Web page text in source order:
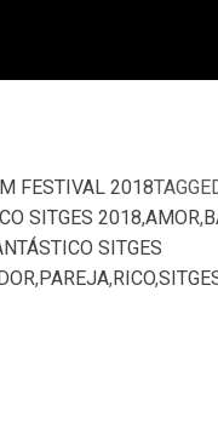
FESTIVAL 2018
SITGES 2018,AMOR,
SITGES
,PAREJA,RICO,